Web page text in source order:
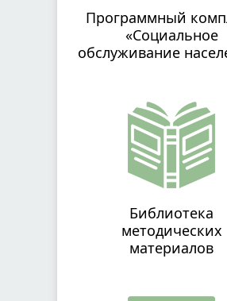
Программный
«Социальное
обслуживание
Библиотека
методических
материалов